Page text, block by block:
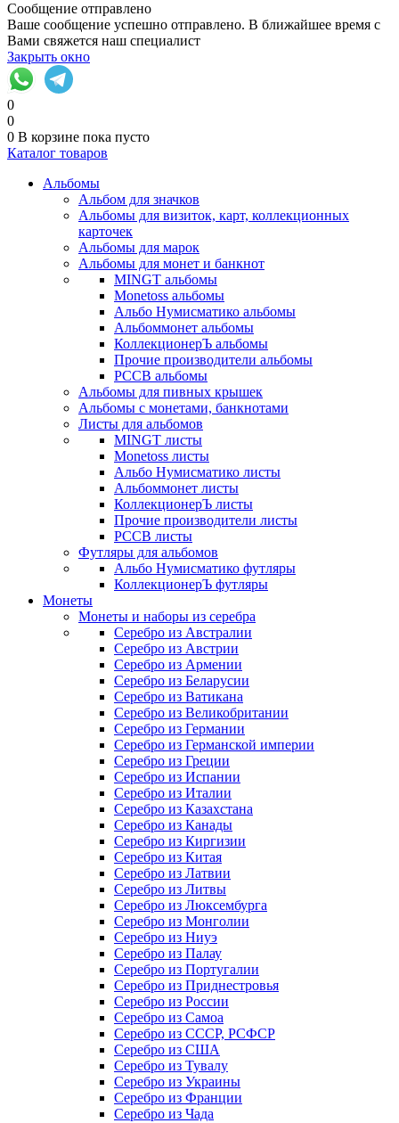
Сообщение отправлено
Ваше сообщение успешно отправлено. В ближайшее время с
Вами свяжется наш специалист
Закрыть окно
0
0
0 В корзине пока пусто
Каталог товаров
Альбомы
Альбом для значков
Альбомы для визиток, карт, коллекционных
карточек
Альбомы для марок
Альбомы для монет и банкнот
MINGT альбомы
Monetoss альбомы
Альбо Нумисматико альбомы
Альбоммонет альбомы
КоллекционерЪ альбомы
Прочие производители альбомы
РССВ альбомы
Альбомы для пивных крышек
Альбомы с монетами, банкнотами
Листы для альбомов
MINGT листы
Monetoss листы
Альбо Нумисматико листы
Альбоммонет листы
КоллекционерЪ листы
Прочие производители листы
РССВ листы
Футляры для альбомов
Альбо Нумисматико футляры
КоллекционерЪ футляры
Монеты
Монеты и наборы из серебра
Серебро из Австралии
Серебро из Австрии
Серебро из Армении
Серебро из Беларусии
Серебро из Ватикана
Серебро из Великобритании
Серебро из Германии
Серебро из Германской империи
Серебро из Греции
Серебро из Испании
Серебро из Италии
Серебро из Казахстана
Серебро из Канады
Серебро из Киргизии
Серебро из Китая
Серебро из Латвии
Серебро из Литвы
Серебро из Люксембурга
Серебро из Монголии
Серебро из Ниуэ
Серебро из Палау
Серебро из Португалии
Серебро из Приднестровья
Серебро из России
Серебро из Самоа
Серебро из СССР, РСФСР
Серебро из США
Серебро из Тувалу
Серебро из Украины
Серебро из Франции
Серебро из Чада